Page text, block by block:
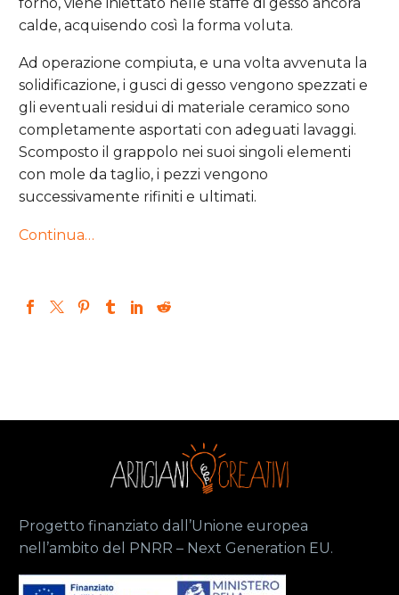
calde, acquisendo così la forma voluta.
Ad operazione compiuta, e una volta avvenuta la
solidificazione, i gusci di gesso vengono spezzati e
gli eventuali residui di materiale ceramico sono
completamente asportati con adeguati lavaggi.
Scomposto il grappolo nei suoi singoli elementi
con mole da taglio, i pezzi vengono
successivamente rifiniti e ultimati.
Continua…
Progetto finanziato dall’Unione europea
nell’ambito del PNRR – Next Generation EU.